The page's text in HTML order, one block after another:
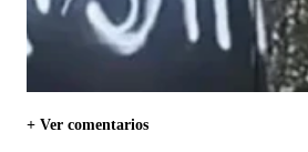
+ Ver comentarios